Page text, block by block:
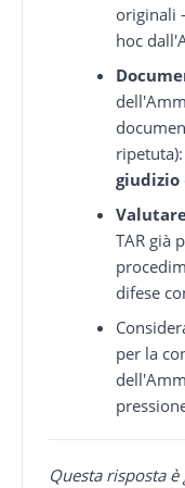
originali
hoc
giudizio
TAR già
difese
per la
Questa risposta